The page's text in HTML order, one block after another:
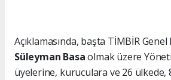
Açıklamasında, başta TİMBİR Genel
Süleyman Basaolmak üzere
üyelerine, kuruculara ve 26 ülkede,